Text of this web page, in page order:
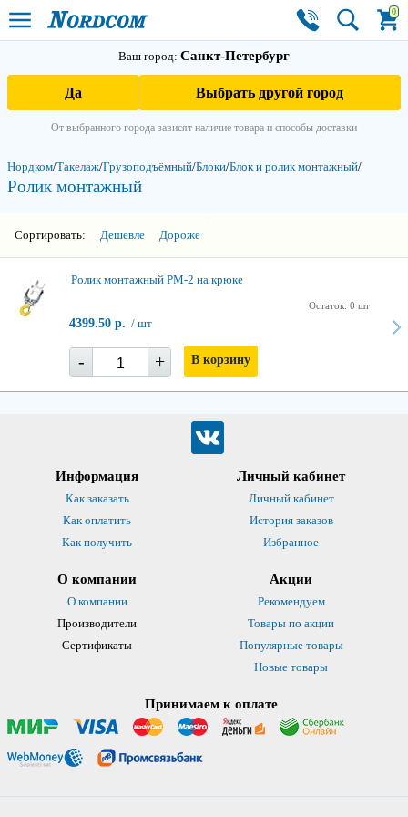
0
Ваш город: Санкт-Петербург
Да Выбрать другой город
От выбранного города зависят наличие товара и способы доставки
Нордком/Такелаж/Грузоподъёмный/Блоки/Блок и ролик монтажный/
Ролик монтажный
Сортировать: Дешевле Дороже
Ролик монтажный РМ-2 на крюке
Остаток: 0 шт
4399.50 р. / шт
- + В корзину
Информация
Как заказать
Как оплатить
Как получить
Личный кабинет
Личный кабинет
История заказов
Избранное
О компании
О компании
Производители
Сертификаты
Акции
Рекомендуем
Товары по акции
Популярные товары
Новые товары
Принимаем к оплате